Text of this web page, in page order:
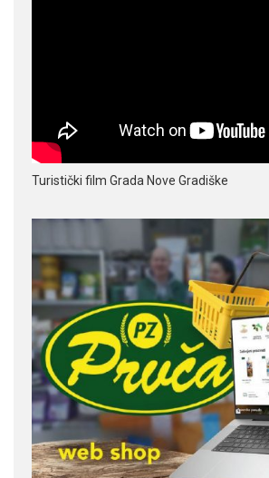
Turistički film Grada Nove Gradiške